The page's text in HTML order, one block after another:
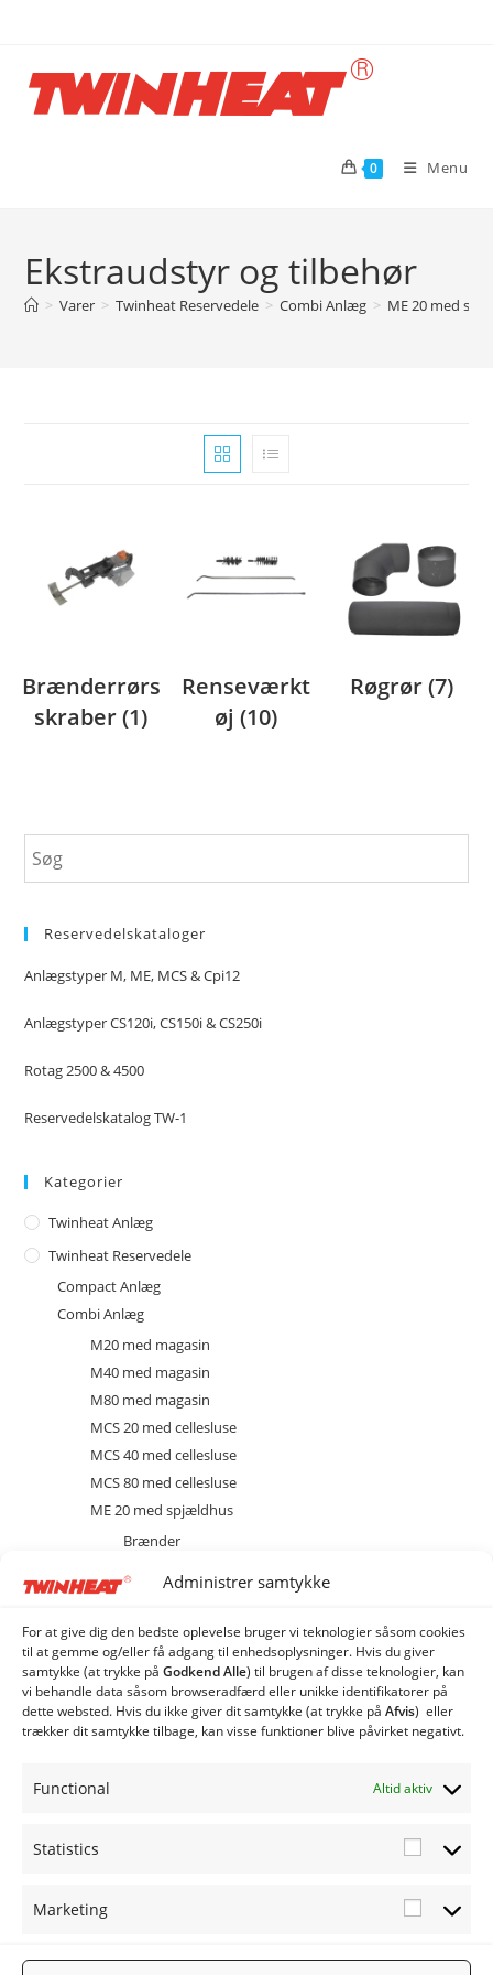
Administrer samtykke
For at give dig den bedste oplevelse bruger vi teknologier såsom cookies
til at gemme og/eller få adgang til enhedsoplysninger. Hvis du giver
samtykke (at trykke på Godkend Alle) til brugen af ​​disse teknologier, kan
vi behandle data såsom browseradfærd eller unikke identifikatorer på
dette websted. Hvis du ikke giver dit samtykke (at trykke på Afvis) eller
trækker dit samtykke tilbage, kan visse funktioner blive påvirket negativt.
Functional Altid aktiv
Statistics
Marketing
content
0 Menu
Ekstraudstyr og tilbehør
> Varer > Twinheat Reservedele > Combi Anlæg > ME 20 med
Brænderrørs
skraber(1)
Renseværkt
øj(10)
Røgrør(7)
Reservedelskataloger
Anlægstyper M, ME, MCS & Cpi12
Anlægstyper CS120i, CS150i & CS250i
Rotag 2500 & 4500
Reservedelskatalog TW-1
Kategorier
Twinheat Anlæg
Twinheat Reservedele
Compact Anlæg
Combi Anlæg
M20 med magasin
M40 med magasin
M80 med magasin
MCS 20 med cellesluse
MCS 40 med cellesluse
MCS 80 med cellesluse
ME 20 med spjældhus
Brænder
Ekstraudstyr og tilbehør
EL
Kedel
Sprinkler
stoker
ME 40 med spjældhus
Industri Anlæg